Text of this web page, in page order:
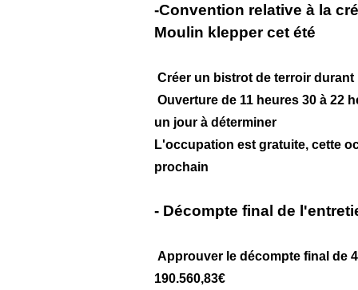
-Convention relative à la
Moulin klepper cet été
Créer un bistrot de terroir durant
Ouverture de 11 heures 30 à 22
un jour à déterminer
L'occupation est gratuite, cette
prochain
- Décompte final de
Approuver le décompte final de
190.560,83€